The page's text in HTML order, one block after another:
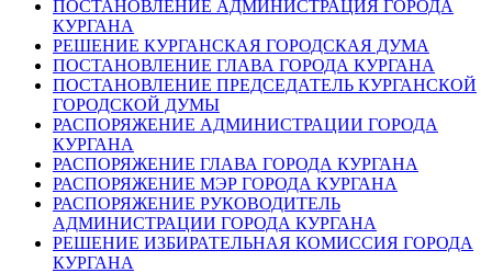
ПОСТАНОВЛЕНИЕ АДМИНИСТРАЦИЯ ГОРОДА
КУРГАНА
РЕШЕНИЕ КУРГАНСКАЯ ГОРОДСКАЯ ДУМА
ПОСТАНОВЛЕНИЕ ГЛАВА ГОРОДА КУРГАНА
ПОСТАНОВЛЕНИЕ ПРЕДСЕДАТЕЛЬ КУРГАНСКОЙ
ГОРОДСКОЙ ДУМЫ
РАСПОРЯЖЕНИЕ АДМИНИСТРАЦИИ ГОРОДА
КУРГАНА
РАСПОРЯЖЕНИЕ ГЛАВА ГОРОДА КУРГАНА
РАСПОРЯЖЕНИЕ МЭР ГОРОДА КУРГАНА
РАСПОРЯЖЕНИЕ РУКОВОДИТЕЛЬ
АДМИНИСТРАЦИИ ГОРОДА КУРГАНА
РЕШЕНИЕ ИЗБИРАТЕЛЬНАЯ КОМИССИЯ ГОРОДА
КУРГАНА